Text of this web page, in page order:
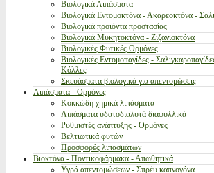
Βιολογικά Λιπάσματα
Βιολογικά Εντομοκτόνα - Ακαρεοκτόνα -
Βιολογικά προιόντα προστασίας
Βιολογικά Μυκητοκτόνα - Ζιζανιοκτόνα
Βιολογικές Φυτικές Ορμόνες
Βιολογικές Εντομοπαγίδες -
Κόλλες
Σκευάσματα βιολογικά για απεντομώσεις
Λιπάσματα - Ορμόνες
Κοκκώδη χημικά λιπάσματα
Λιπάσματα υδατοδιαλυτά διαφυλλικά
Ρυθμιστές ανάπτυξης - Ορμόνες
Βελτιωτικά φυτών
Προσφορές λιπασμάτων
Βιοκτόνα - Ποντικοφάρμακα - Απωθητικά
Υγρά απεντομώσεων - Σπρέυ καπνογόνα